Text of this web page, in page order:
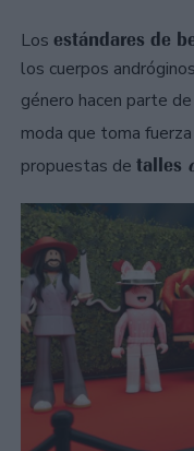
Los estándares de
los cuerpos
género hacen parte
moda que toma
propuestas de talles